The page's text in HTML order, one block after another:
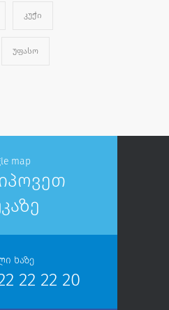
ᲙᲣᲭᲘ
ᲣᲤᲐᲡᲝ
map
ხაზე
22 22 20